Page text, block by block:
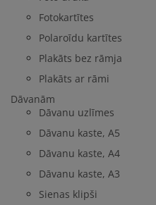
Fotokartītes
Polaroīdu kartītes
Plakāts bez rāmja
Plakāts ar rāmi
Dāvanām
Dāvanu uzlīmes
Dāvanu kaste, A5
Dāvanu kaste, A4
Dāvanu kaste, A3
Sienas klipši